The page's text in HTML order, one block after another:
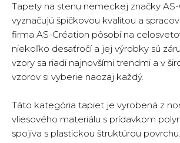
Tapety na stenu nemeckej značky
vyznačujú špičkovou kvalitou a
firma AS-Création pôsobí na
niekoľko desaťročí a jej výrobky sú
vzory sa riadi najnovšími trendmi a v
vzorov si vyberie naozaj každý.
Táto kategória tapiet je vyrobená z
vliesového materiálu s prídavkom
spojiva s plastickou štruktúrou